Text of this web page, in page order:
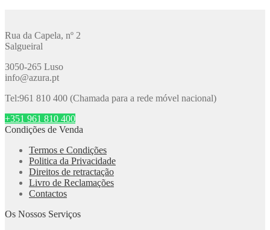
Rua da Capela, nº 2
Salgueiral
3050-265 Luso
info@azura.pt
Tel:961 810 400 (Chamada para a rede móvel nacional)
+351 961 810 400
Condições de Venda
Termos e Condições
Politica da Privacidade
Direitos de retractação
Livro de Reclamações
Contactos
Os Nossos Serviços